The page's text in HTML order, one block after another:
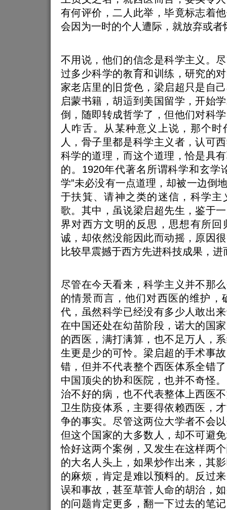
有何评价，二人此举，毕竟标志着
会因为一时的个人遭际，就放弃或者
不用说，他们的信念是科学主义。
过多少科学的教育和训练，研究的
家老店里的旧货色，梁启超只是自
启蒙书籍，胡适到美国留学，开始
倒，随即转成哲学了，但他们对科
人咋舌。从某种意义上说，那个
人，骨子里都是科学主义者，认可
科学的道理，而这个道理，恰是具
的。1920年代著名所谓科学和玄学
学”未必没有一点道理，却被一边倒
于扶箕、请神之类的迷信，科学主
歌。其中，虽说梁启超先生，鉴于
界对西方文明的反思，思想有所回
诚，却依然没能因此而动摇，原因
比较早震撼于西方先进科技成果，
尽管在今天看来，科学主义并不那
的情景而言，他们对西医的维护，
代，虽然科学已经没有多少人敢出
在中国还处在幼苗阶段，诺大的国
的西医，满打满算，也不足万人，
生更是少的可怜。梁启超的手术事
错，但并不代表整个西医体系全错
中国顶尖的协和医院，也并不奇怪
治不好的病，也不代表整体上西医
卫生防疫体系，主要得依赖西医，
争的事实。尽管这两位大学者不会
但这个国家的大多数人，却不可避
恰好这两个案例，又发生在这样两
的大名人头上，如果炒作出来，其
的麻烦，肯定是难以预料的。反过
误和事故，甚至草菅人命的胡治，
的问题肯定更多，翻一下过去的笔